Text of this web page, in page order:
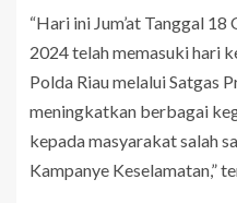
“Hari ini Jum’at Tanggal
2024 telah memasuki hari
Polda Riau melalui Satgas
meningkatkan berbagai
kepada masyarakat salah
Kampanye Keselamatan,”